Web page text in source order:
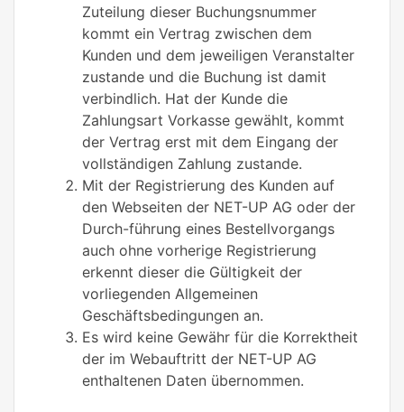
Zuteilung dieser Buchungsnummer
kommt ein Vertrag zwischen dem
Kunden und dem jeweiligen Veranstalter
zustande und die Buchung ist damit
verbindlich. Hat der Kunde die
Zahlungsart Vorkasse gewählt, kommt
der Vertrag erst mit dem Eingang der
vollständigen Zahlung zustande.
Mit der Registrierung des Kunden auf
den Webseiten der NET-UP AG oder der
Durch-führung eines Bestellvorgangs
auch ohne vorherige Registrierung
erkennt dieser die Gültigkeit der
vorliegenden Allgemeinen
Geschäftsbedingungen an.
Es wird keine Gewähr für die Korrektheit
der im Webauftritt der NET-UP AG
enthaltenen Daten übernommen.